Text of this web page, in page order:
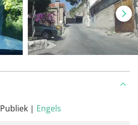
Publiek | Engels